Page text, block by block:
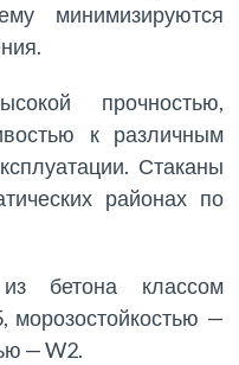
минимизируются
прочностью,
к различным
Стаканы
районах по
бетона классом
морозостойкостью —
— W2.